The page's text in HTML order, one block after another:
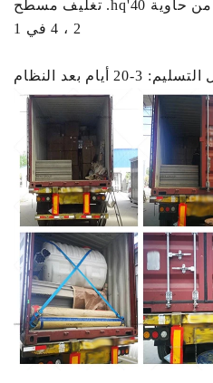
تفاصيل التعبئة: 1 ، تسليم من حاوية 40'hq. تغليف مسطح
2 ، 4 في 1
3-20 أيام بعد النظام